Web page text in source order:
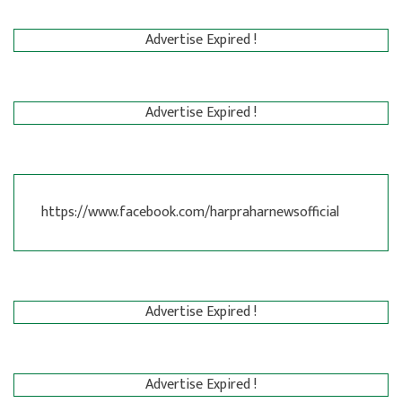
Advertise Expired !
Advertise Expired !
https://www.facebook.com/harpraharnewsofficial
Advertise Expired !
Advertise Expired !